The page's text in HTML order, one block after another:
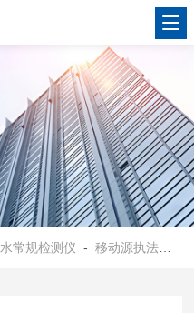
水常规检测仪 -移动源执法监测设备